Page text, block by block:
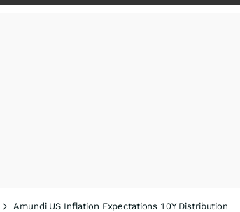
Amundi US Inflation Expectations 10Y Distribution